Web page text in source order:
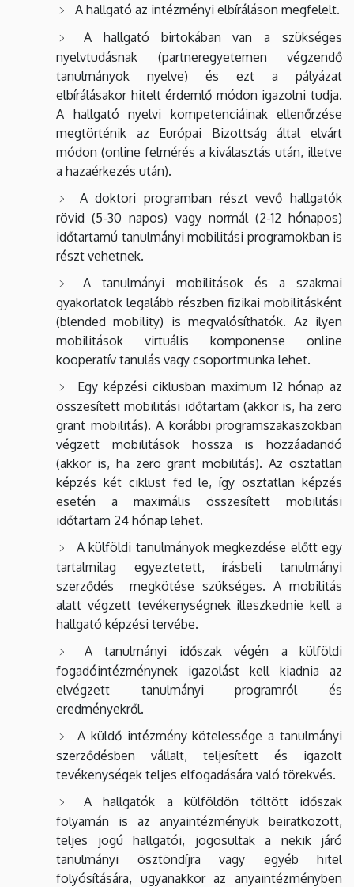
A hallgató az intézményi elbíráláson megfelelt.
A hallgató birtokában van a szükséges
nyelvtudásnak (partneregyetemen végzendő
tanulmányok nyelve) és ezt a pályázat
elbírálásakor hitelt érdemlő módon igazolni tudja.
A hallgató nyelvi kompetenciáinak ellenőrzése
megtörténik az Európai Bizottság által elvárt
módon (online felmérés a kiválasztás után, illetve
a hazaérkezés után).
A doktori programban részt vevő hallgatók
rövid (5-30 napos) vagy normál (2-12 hónapos)
időtartamú tanulmányi mobilitási programokban is
részt vehetnek.
A tanulmányi mobilitások és a szakmai
gyakorlatok legalább részben fizikai mobilitásként
(blended mobility) is megvalósíthatók. Az ilyen
mobilitások virtuális komponense online
kooperatív tanulás vagy csoportmunka lehet.
Egy képzési ciklusban maximum 12 hónap az
összesített mobilitási időtartam (akkor is, ha zero
grant mobilitás). A korábbi programszakaszokban
végzett mobilitások hossza is hozzáadandó
(akkor is, ha zero grant mobilitás). Az osztatlan
képzés két ciklust fed le, így osztatlan képzés
esetén a maximális összesített mobilitási
időtartam 24 hónap lehet.
A külföldi tanulmányok megkezdése előtt egy
tartalmilag egyeztetett, írásbeli tanulmányi
szerződés megkötése szükséges. A mobilitás
alatt végzett tevékenységnek illeszkednie kell a
hallgató képzési tervébe.
A tanulmányi időszak végén a külföldi
fogadóintézménynek igazolást kell kiadnia az
elvégzett tanulmányi programról és
eredményekről.
A küldő intézmény kötelessége a tanulmányi
szerződésben vállalt, teljesített és igazolt
tevékenységek teljes elfogadására való törekvés.
A hallgatók a külföldön töltött időszak
folyamán is az anyaintézményük beiratkozott,
teljes jogú hallgatói, jogosultak a nekik járó
tanulmányi ösztöndíjra vagy egyéb hitel
folyósítására, ugyanakkor az anyaintézményben